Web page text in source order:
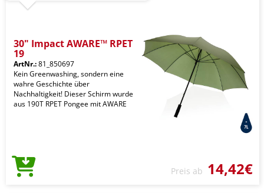
30" Impact AWARE™ RPET
19
ArtNr.:81_850697
Kein Greenwashing, sondern eine
wahre Geschichte über
Nachhaltigkeit! Dieser Schirm wurde
aus 190T RPET Pongee mit AWARE
Preis ab 14,42€